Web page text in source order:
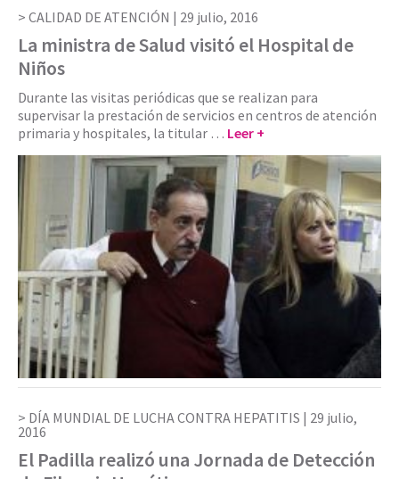
CALIDAD DE ATENCIÓN | 29 julio, 2016
La ministra de Salud visitó el Hospital de
Niños
Durante las visitas periódicas que se realizan para
supervisar la prestación de servicios en centros de atención
primaria y hospitales, la titular … Leer +
DÍA MUNDIAL DE LUCHA CONTRA HEPATITIS | 29 julio,
2016
El Padilla realizó una Jornada de Detección